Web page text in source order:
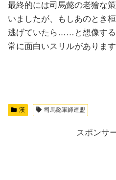
最終的には司馬懿の老獪な
いましたが、もしあのとき
逃げていたら……と想像す
常に面白いスリルがあります
漢 司馬懿軍師連盟
スポンサ